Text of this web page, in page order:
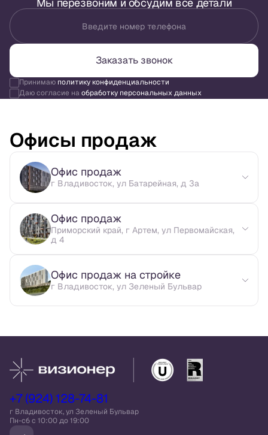
Мы перезвоним и обсудим все детали
Введите номер телефона
Заказать звонок
Принимаю политику конфиденциальности
Даю согласие наобработку персональных данных
Офисы продаж
Офис продаж
г Владивосток, ул Батарейная, д 3а
Офис продаж
Приморский край, г Артем, ул Первомайская,
д 4
Офис продаж на стройке
г Владивосток, ул Зеленый Бульвар
+7 (924) 128-74-81
г Владивосток, ул Зеленый Бульвар
Пн-сб c 10:00 до 19:00